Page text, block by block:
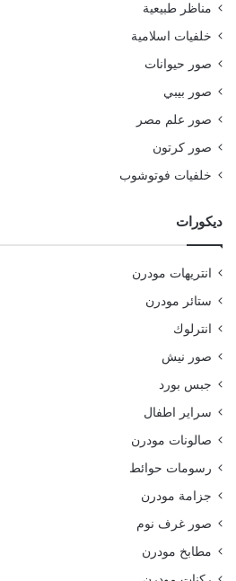
مناظر طبيعية
خلفيات اسلامية
صور حيوانات
صور بيبي
صور علم مصر
صور كرتون
خلفيات فوتوشوب
ديكورات
انتريهات مودرن
ستائر مودرن
انترلوك
صور نيش
جبس بورد
سراير اطفال
صالونات مودرن
رسومات حوائط
جزامة مودرن
صور غرف نوم
مطابخ مودرن